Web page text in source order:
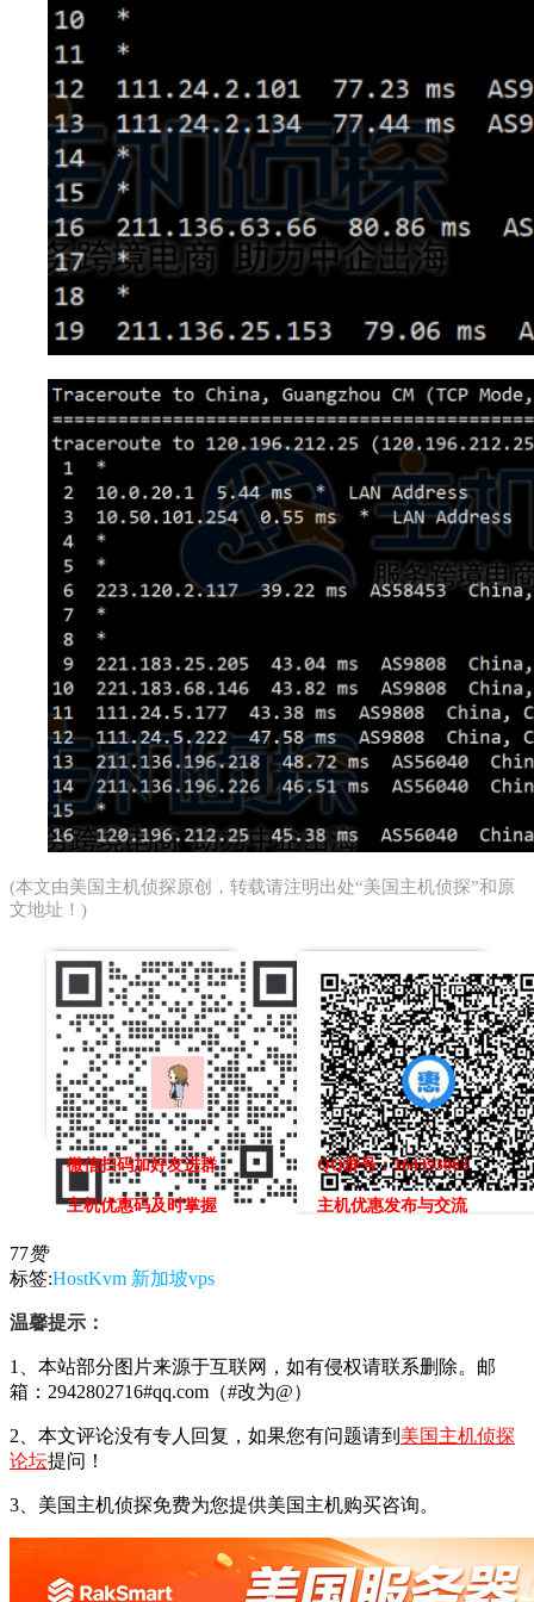
(本文由美国主机侦探原创，转载请注明出处“美国主机侦探”和原
文地址！)
微信扫码加好友进群
主机优惠码及时掌握
QQ群号：164393063
主机优惠发布与交流
77赞
标签:HostKvm 新加坡vps
温馨提示：
1、本站部分图片来源于互联网，如有侵权请联系删除。邮
箱：2942802716#qq.com（#改为@）
2、本文评论没有专人回复，如果您有问题请到 美国主机侦探
论坛提问！
3、美国主机侦探免费为您提供美国主机购买咨询。